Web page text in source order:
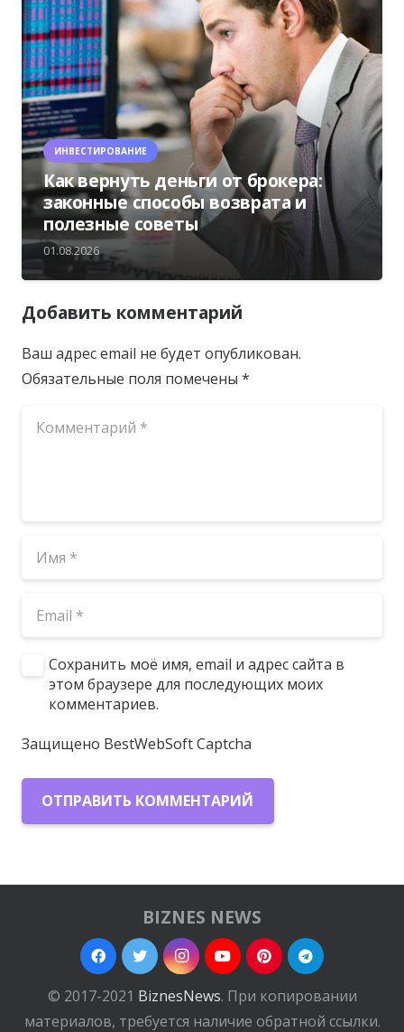
ИНВЕСТИРОВАНИЕ
Как вернуть деньги от брокера:
законные способы возврата и
полезные советы
01.08.2026
Добавить комментарий
Ваш адрес email не будет опубликован.
Обязательные поля помечены *
Сохранить моё имя, email и адрес сайта в
этом браузере для последующих моих
комментариев.
Защищено BestWebSoft Captcha
ОТПРАВИТЬ КОММЕНТАРИЙ
BIZNES NEWS
© 2017-2021 BiznesNews. При копировании
материалов, требуется наличие обратной ссылки.